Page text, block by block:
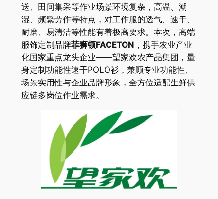
送、田间集采等作业场景环境复杂，高温、潮
湿、频繁劳作等特点，对工作服的透气、速干、
耐磨、易清洁等性能有着极高要求。本次，高端
服饰定制品牌菲狮顿FACETON ，携手农业产业
化国家重点龙头企业——望家欢农产品集团，量
身定制功能性速干POLO衫，兼顾专业功能性、
场景实用性与企业品牌形象，全方位适配生鲜供
应链多岗位作业需求。